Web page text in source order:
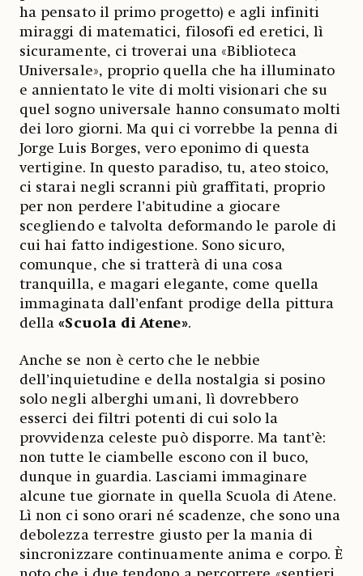
ha pensato il primo progetto) e agli infiniti
miraggi di matematici, filosofi ed eretici, lì
sicuramente, ci troverai una «Biblioteca
Universale», proprio quella che ha illuminato
e annientato le vite di molti visionari che su
quel sogno universale hanno consumato molti
dei loro giorni. Ma qui ci vorrebbe la penna di
Jorge Luis Borges, vero eponimo di questa
vertigine. In questo paradiso, tu, ateo stoico,
ci starai negli scranni più graffitati, proprio
per non perdere l’abitudine a giocare
scegliendo e talvolta deformando le parole di
cui hai fatto indigestione. Sono sicuro,
comunque, che si tratterà di una cosa
tranquilla, e magari elegante, come quella
immaginata dall’enfant prodige della pittura
della«Scuola di Atene».
Anche se non è certo che le nebbie
dell’inquietudine e della nostalgia si posino
solo negli alberghi umani, lì dovrebbero
esserci dei filtri potenti di cui solo la
provvidenza celeste può disporre. Ma tant’è:
non tutte le ciambelle escono con il buco,
dunque in guardia. Lasciami immaginare
alcune tue giornate in quella Scuola di Atene.
Lì non ci sono orari né scadenze, che sono una
debolezza terrestre giusto per la mania di
sincronizzare continuamente anima e corpo. È